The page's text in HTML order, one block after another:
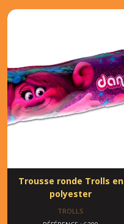
Trousse ronde Trolls en
polyester
TROLLS